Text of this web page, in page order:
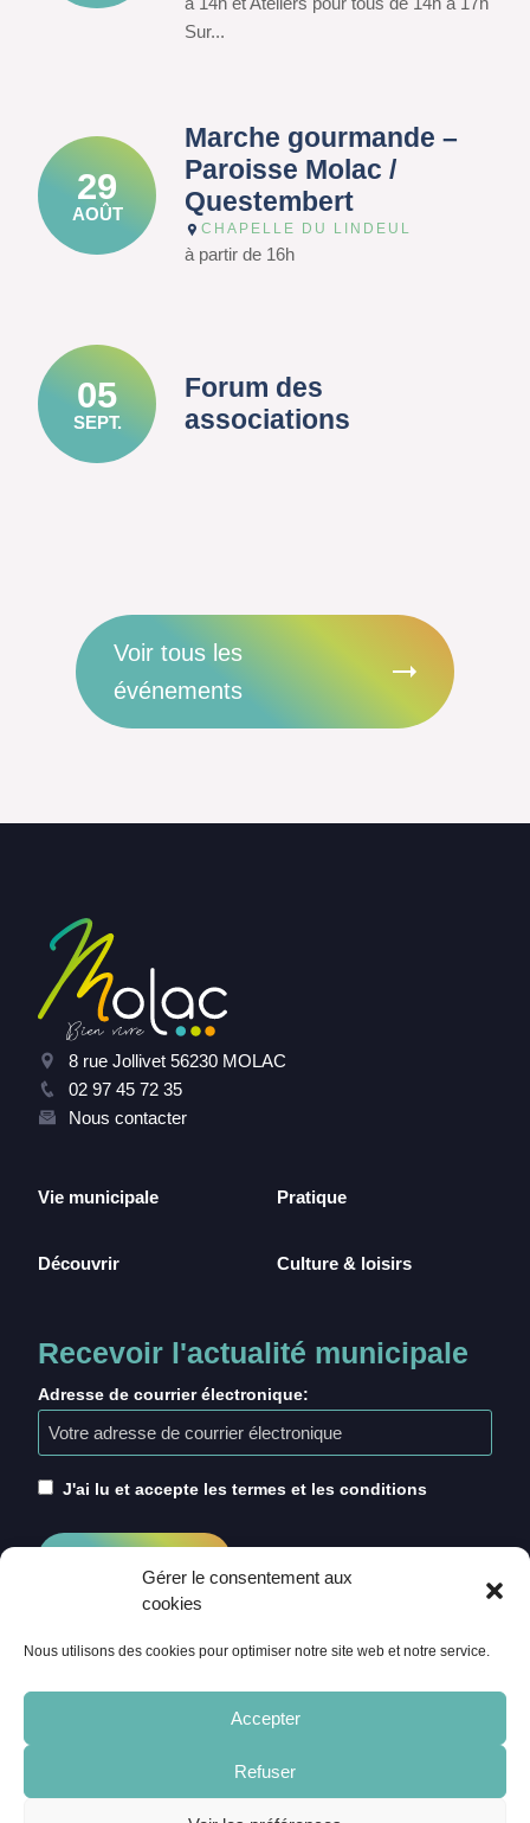
Gérer le consentement aux
cookies
Nous utilisons des cookies pour optimiser notre site web et notre service.
Accepter
Refuser
Sur...
29
AOÛT
Marche gourmande –
Paroisse Molac /
Questembert
CHAPELLE DU LINDEUL
à partir de 16h
05
SEPT.
Forum des
associations
Voir tous les
événements
8 rue Jollivet 56230 MOLAC
02 97 45 72 35
Nous contacter
Vie municipale
Découvrir
Pratique
Culture & loisirs
Recevoir l'actualité municipale
Adresse de courrier électronique:
J'ai lu et accepte les termes et les conditions
CRÉDITS